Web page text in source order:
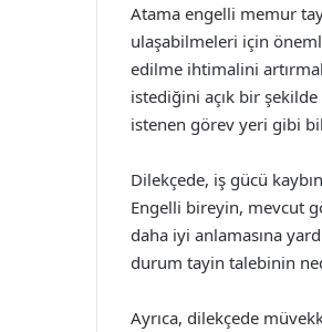
Atama engelli memur
ulaşabilmeleri için
edilme ihtimalini
istediğini açık bir
istenen görev yeri gibi
Dilekçede, iş gücü
Engelli bireyin, mevcut
daha iyi anlamasına
durum tayin talebinin
Ayrıca, dilekçede